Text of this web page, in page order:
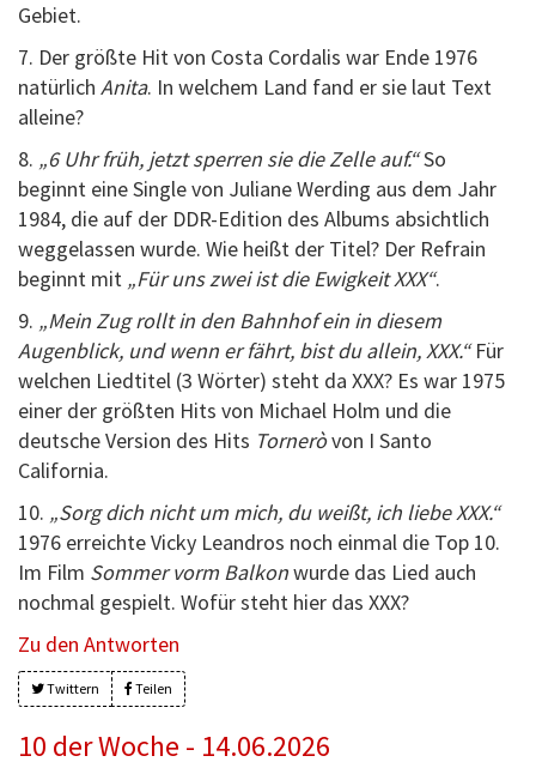
Gebiet.
7. Der größte Hit von Costa Cordalis war Ende 1976
natürlich Anita. In welchem Land fand er sie laut Text
alleine?
8. „6 Uhr früh, jetzt sperren sie die Zelle auf.“So
beginnt eine Single von Juliane Werding aus dem Jahr
1984, die auf der DDR-Edition des Albums absichtlich
weggelassen wurde. Wie heißt der Titel? Der Refrain
beginnt mit „Für uns zwei ist die Ewigkeit XXX“.
9. „Mein Zug rollt in den Bahnhof ein in diesem
Augenblick, und wenn er fährt, bist du allein, XXX.“Für
welchen Liedtitel (3 Wörter) steht da XXX? Es war 1975
einer der größten Hits von Michael Holm und die
deutsche Version des Hits Torneròvon I Santo
California.
10. „Sorg dich nicht um mich, du weißt, ich liebe XXX.“
1976 erreichte Vicky Leandros noch einmal die Top 10.
Im Film Sommer vorm Balkonwurde das Lied auch
nochmal gespielt. Wofür steht hier das XXX?
Zu den Antworten
Twittern Teilen
10 der Woche - 14.06.2026